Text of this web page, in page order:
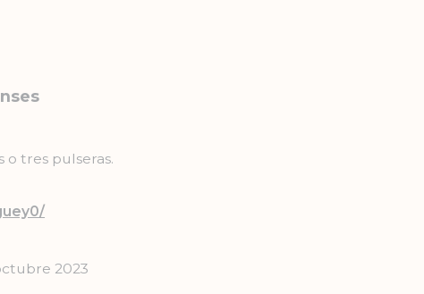
o tres pulseras.
2023